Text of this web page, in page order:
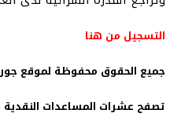
التسجيل من هنا
جميع الحقوق محفوظة لموقع
تصفح عشرات المساعدات النقدية